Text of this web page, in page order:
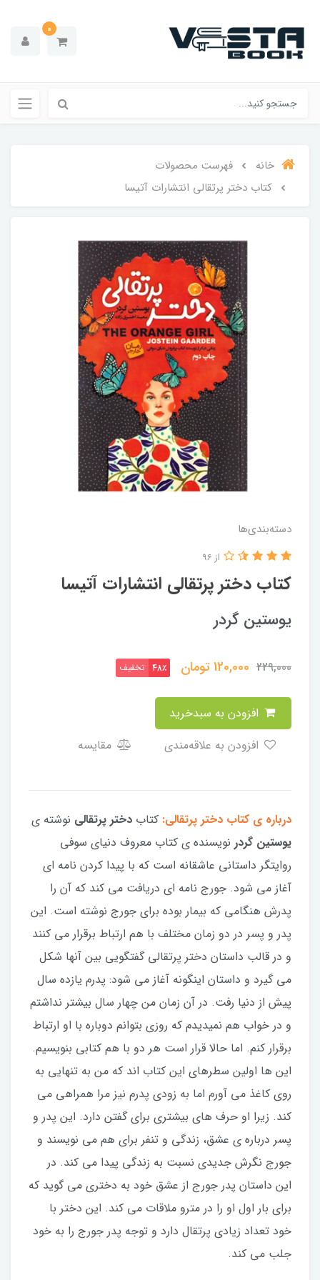
0
خانه
فهرست محصولات
کتاب دختر پرتقالی انتشارات آتیسا
دسته‌بندی‌ها
کتاب دختر پرتقالی انتشارات آتیسا
از 96
یوستین گردر
229,000
120,000تومان 48٪ تخفیف
مقایسه
درباره ی کتاب دختر پرتقالی: کتاب دختر پرتقالی نوشته ی
یوستین گردر نویسنده ی کتاب معروف دنیای سوفی
روایتگر داستانی عاشقانه است که با پیدا کردن نامه ای
آغاز می شود. جورج نامه ای دریافت می کند که آن را
پدرش هنگامی که بیمار بوده برای جورج نوشته است. این
پدر و پسر در دو زمان مختلف با هم ارتباط برقرار می کنند
و در قالب داستان دختر پرتقالی گفتگویی بین آنها شکل
می گیرد و داستان اینگونه آغاز می شود: پدرم یازده سال
پیش از دنیا رفت. در آن زمان من چهار سال بیشتر نداشتم
و در خواب هم نمیدیدم که روزی بتوانم دوباره با او ارتباط
برقرار کنم. اما حالا قرار است هر دو با هم کتابی بنویسیم.
این ها اولین سطرهای این کتاب اند که من به تنهایی به
روی کاغذ می آورم اما به زودی پدرم نیز مرا همراهی می
کند. زیرا او حرف های بیشتری برای گفتن دارد. این پدر و
پسر درباره ی عشق، زندگی و تنفر برای هم می نویسند و
جورج نگرش جدیدی نسبت به زندگی پیدا می کند. در
این داستان پدر جورج از عشق خود به دختری می گوید که
برای بار اول او را در مترو ملاقات می کند. این دختر با
خود تعداد زیادی پرتقال دارد و توجه پدر جورج را به خود
جلب می کند.